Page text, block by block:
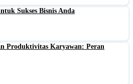
Sukses Bisnis Anda
Produktivitas Karyawan: Peran